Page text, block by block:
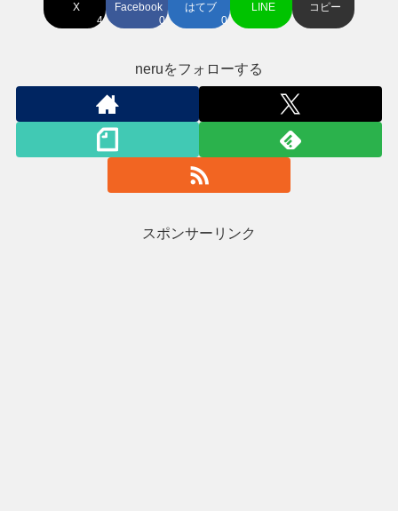
X
4
Facebook
0
はてブ
0
LINE コピー
neruをフォローする
スポンサーリンク